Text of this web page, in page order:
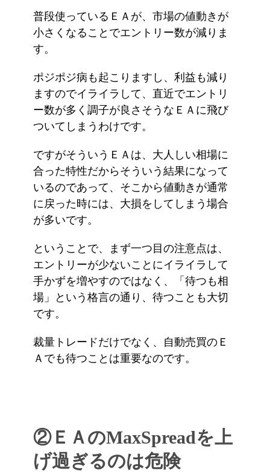
普段使っているＥＡが、市場の値動きが
小さくなることでエントリー数が減りま
す。
ポジポジ病も起こりますし、利益も減り
ますのでイライラして、直近でエントリ
ー数が多く調子が良さそうなＥＡに飛び
ついてしまうわけです。
ですがそういうＥＡは、大人しい相場に
合った特性だからそういう結果になって
いるのであって、そこから値動きが通常
に戻った時には、大損をしてしまう場合
が多いです。
ということで、まず一つ目の注意点は、
エントリーが少ないことにイライラして
手かずを増やすのではなく、「待つも相
場」という格言の通り、待つことも大切
です。
裁量トレードだけでなく、自動売買のＥ
Ａでも待つことは重要なのです。
②ＥＡのMaxSpreadを上
げ過ぎるのは危険